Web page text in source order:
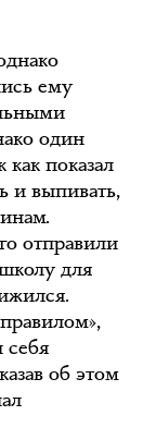
ему
один
показал
и выпивать,
отправили
для
себя
об этом